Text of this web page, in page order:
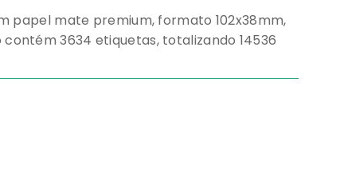
papel mate premium, formato 102x38mm,
3634 etiquetas, totalizando 14536